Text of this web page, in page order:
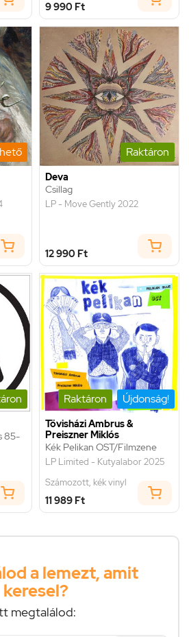
9 990 Ft
Raktáron
Deva
Csillag
LP - Move Gently 2022
12 990 Ft
85-
Raktáron Újdonság!
Tövisházi Ambrus &
Preiszner Miklós
Kék Pelikan OST/Filmzene
LP Limited - Kutyalabor 2025
Számozott, kék vinyl
11 989 Ft
a lemezt, amit
keresel?
megtalálod: